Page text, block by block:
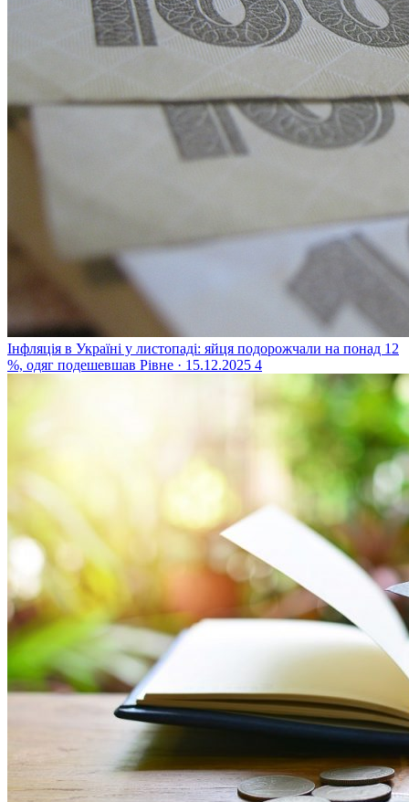
Інфляція в Україні у листопаді: яйця подорожчали на понад 12
%, одяг подешевшав Рівне · 15.12.2025 4